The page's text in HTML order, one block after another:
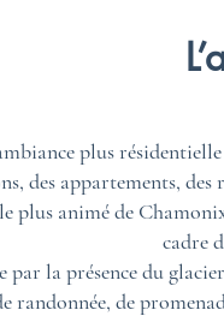
plus
des appartements, des
le plus animé de
cadre
par la présence du
randonnée, de